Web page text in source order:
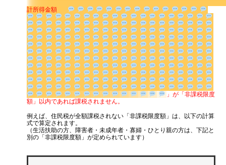
計所得金額
」が「非課税限度額」以内であれば課税されません。
例えば、住民税が全額課税されない「非課税限度額」は、以下の計算
式で算定されます。
（生活扶助の方、障害者・未成年者・寡婦・ひとり親の方は、下記と
別の「非課税限度額」が定められています）